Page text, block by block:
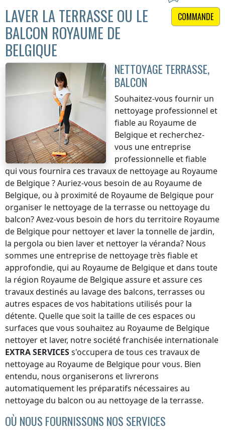
COMMANDE
LAVER LA TERRASSE OU LE
BALCON ROYAUME DE
BELGIQUE
NETTOYAGE TERRASSE,
BALCON
Souhaitez-vous fournir un
nettoyage professionnel et
fiableau Royaume de
Belgique et recherchez-
vous une entreprise
professionnelle et fiable
qui vous fournira ces travaux de nettoyageau Royaume
de Belgique? Auriez-vous besoin deau Royaume de
Belgique, ou à proximité de Royaume de Belgique pour
organiser le nettoyage de la terrasse ou nettoyage du
balcon? Avez-vous besoin de hors du territoire Royaume
de Belgique pour nettoyer et laver la tonnelle de jardin,
la pergola ou bien laver et nettoyer la véranda? Nous
sommes une entreprise de nettoyage très fiable et
approfondie, qui au Royaume de Belgique et dans toute
la région Royaume de Belgiqueassure et assure ces
travaux destinés au lavage des balcons, terrasses ou
autres espaces de vos habitations utilisés pour la
détente. Quelle que soit la taille de ces espaces ou
surfaces que vous souhaitez au Royaume de Belgique
nettoyer et laver, notre société franchisée internationale
EXTRA SERVICESs'occupera de tous ces travaux de
nettoyageau Royaume de Belgique pour vous. Bien
entendu, nous organiserons et livrerons
automatiquement les préparatifs nécessaires au
nettoyage du balcon ou au nettoyage de la terrasse.
OÙ NOUS FOURNISSONS NOS SERVICES